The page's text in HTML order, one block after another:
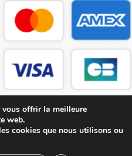
offrir la meilleure
web.
cookies que nous utilisons ou